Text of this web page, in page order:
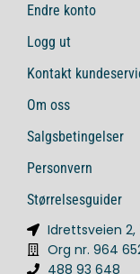
Endre konto
Logg ut
Kontakt
Om oss
Salgsbetingelser
Personvern
Størrelsesguider
Idrettsveien 2,
Org nr. 964
488 93 648